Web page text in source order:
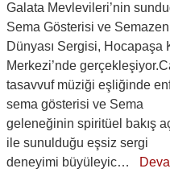
Galata Mevlevileri’nin
Sema Gösterisi ve Semazen
Dünyası Sergisi, Hocapaşa
Merkezi’nde
tasavvuf müziği eşliğinde
sema gösterisi ve Sema
geleneğinin spiritüel bakış
ile sunulduğu eşsiz sergi
deneyimi büyüleyic…